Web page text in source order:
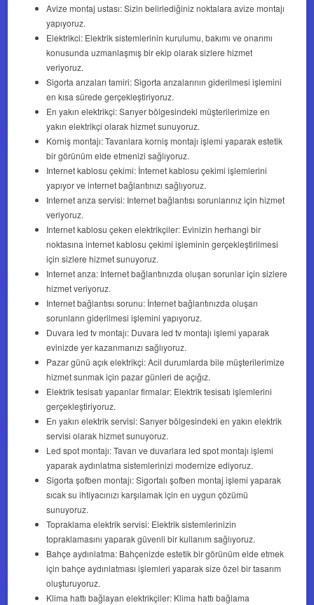
Avize montaj ustası: Sizin belirlediğiniz noktalara avize montajı
yapıyoruz.
Elektrikci: Elektrik sistemlerinin kurulumu, bakımı ve onarımı
konusunda uzmanlaşmış bir ekip olarak sizlere hizmet
veriyoruz.
Sigorta arızaları tamiri: Sigorta arızalarının giderilmesi işlemini
en kısa sürede gerçekleştiriyoruz.
En yakın elektrikçi: Sarıyer bölgesindeki müşterilerimize en
yakın elektrikçi olarak hizmet sunuyoruz.
Korniş montajı: Tavanlara korniş montajı işlemi yaparak estetik
bir görünüm elde etmenizi sağlıyoruz.
Internet kablosu çekimi: İnternet kablosu çekimi işlemlerini
yapıyor ve internet bağlantınızı sağlıyoruz.
Internet arıza servisi: Internet bağlantısı sorunlarınız için hizmet
veriyoruz.
Internet kablosu çeken elektrikçiler: Evinizin herhangi bir
noktasına internet kablosu çekimi işleminin gerçekleştirilmesi
için sizlere hizmet sunuyoruz.
Internet arıza: Internet bağlantınızda oluşan sorunlar için sizlere
hizmet veriyoruz.
Internet bağlantısı sorunu: İnternet bağlantınızda oluşan
sorunların giderilmesi işlemini yapıyoruz.
Duvara led tv montajı: Duvara led tv montajı işlemi yaparak
evinizde yer kazanmanızı sağlıyoruz.
Pazar günü açık elektrikçi: Acil durumlarda bile müşterilerimize
hizmet sunmak için pazar günleri de açığız.
Elektrik tesisatı yapanlar firmalar: Elektrik tesisatı işlemlerini
gerçekleştiriyoruz.
En yakın elektrik servisi: Sarıyer bölgesindeki en yakın elektrik
servisi olarak hizmet sunuyoruz.
Led spot montajı: Tavan ve duvarlara led spot montajı işlemi
yaparak aydınlatma sistemlerinizi modernize ediyoruz.
Sigorta şofben montajı: Sigortalı şofben montaj işlemi yaparak
sıcak su ihtiyacınızı karşılamak için en uygun çözümü
sunuyoruz.
Topraklama elektrik servisi: Elektrik sistemlerinizin
topraklamasını yaparak güvenli bir kullanım sağlıyoruz.
Bahçe aydınlatma: Bahçenizde estetik bir görünüm elde etmek
için bahçe aydınlatması işlemleri yaparak size özel bir tasarım
oluşturuyoruz.
Klima hattı bağlayan elektrikçiler: Klima hattı bağlama